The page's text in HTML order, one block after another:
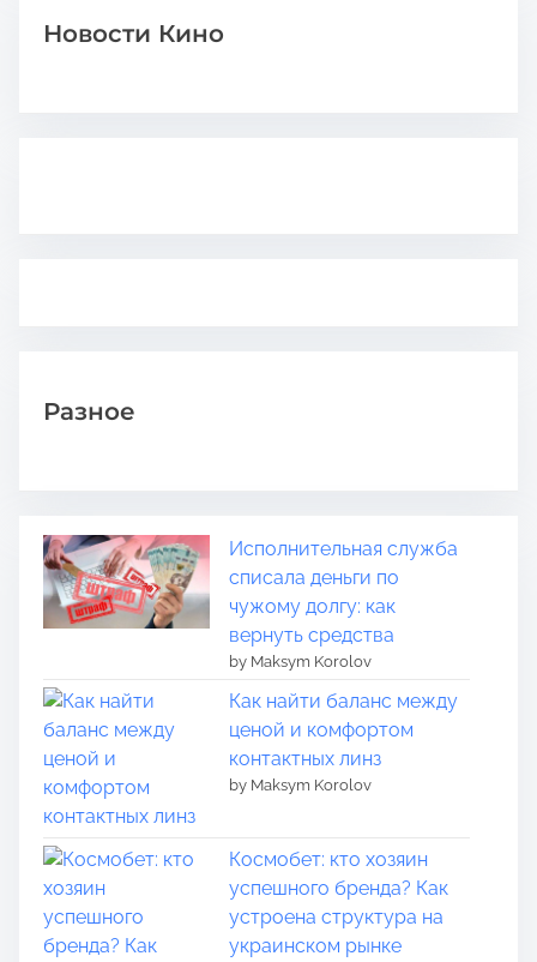
Новости Кино
Разное
Исполнительная служба
списала деньги по
чужому долгу: как
вернуть средства
by Maksym Korolov
Как найти баланс между
ценой и комфортом
контактных линз
by Maksym Korolov
Космобет: кто хозяин
успешного бренда? Как
устроена структура на
украинском рынке